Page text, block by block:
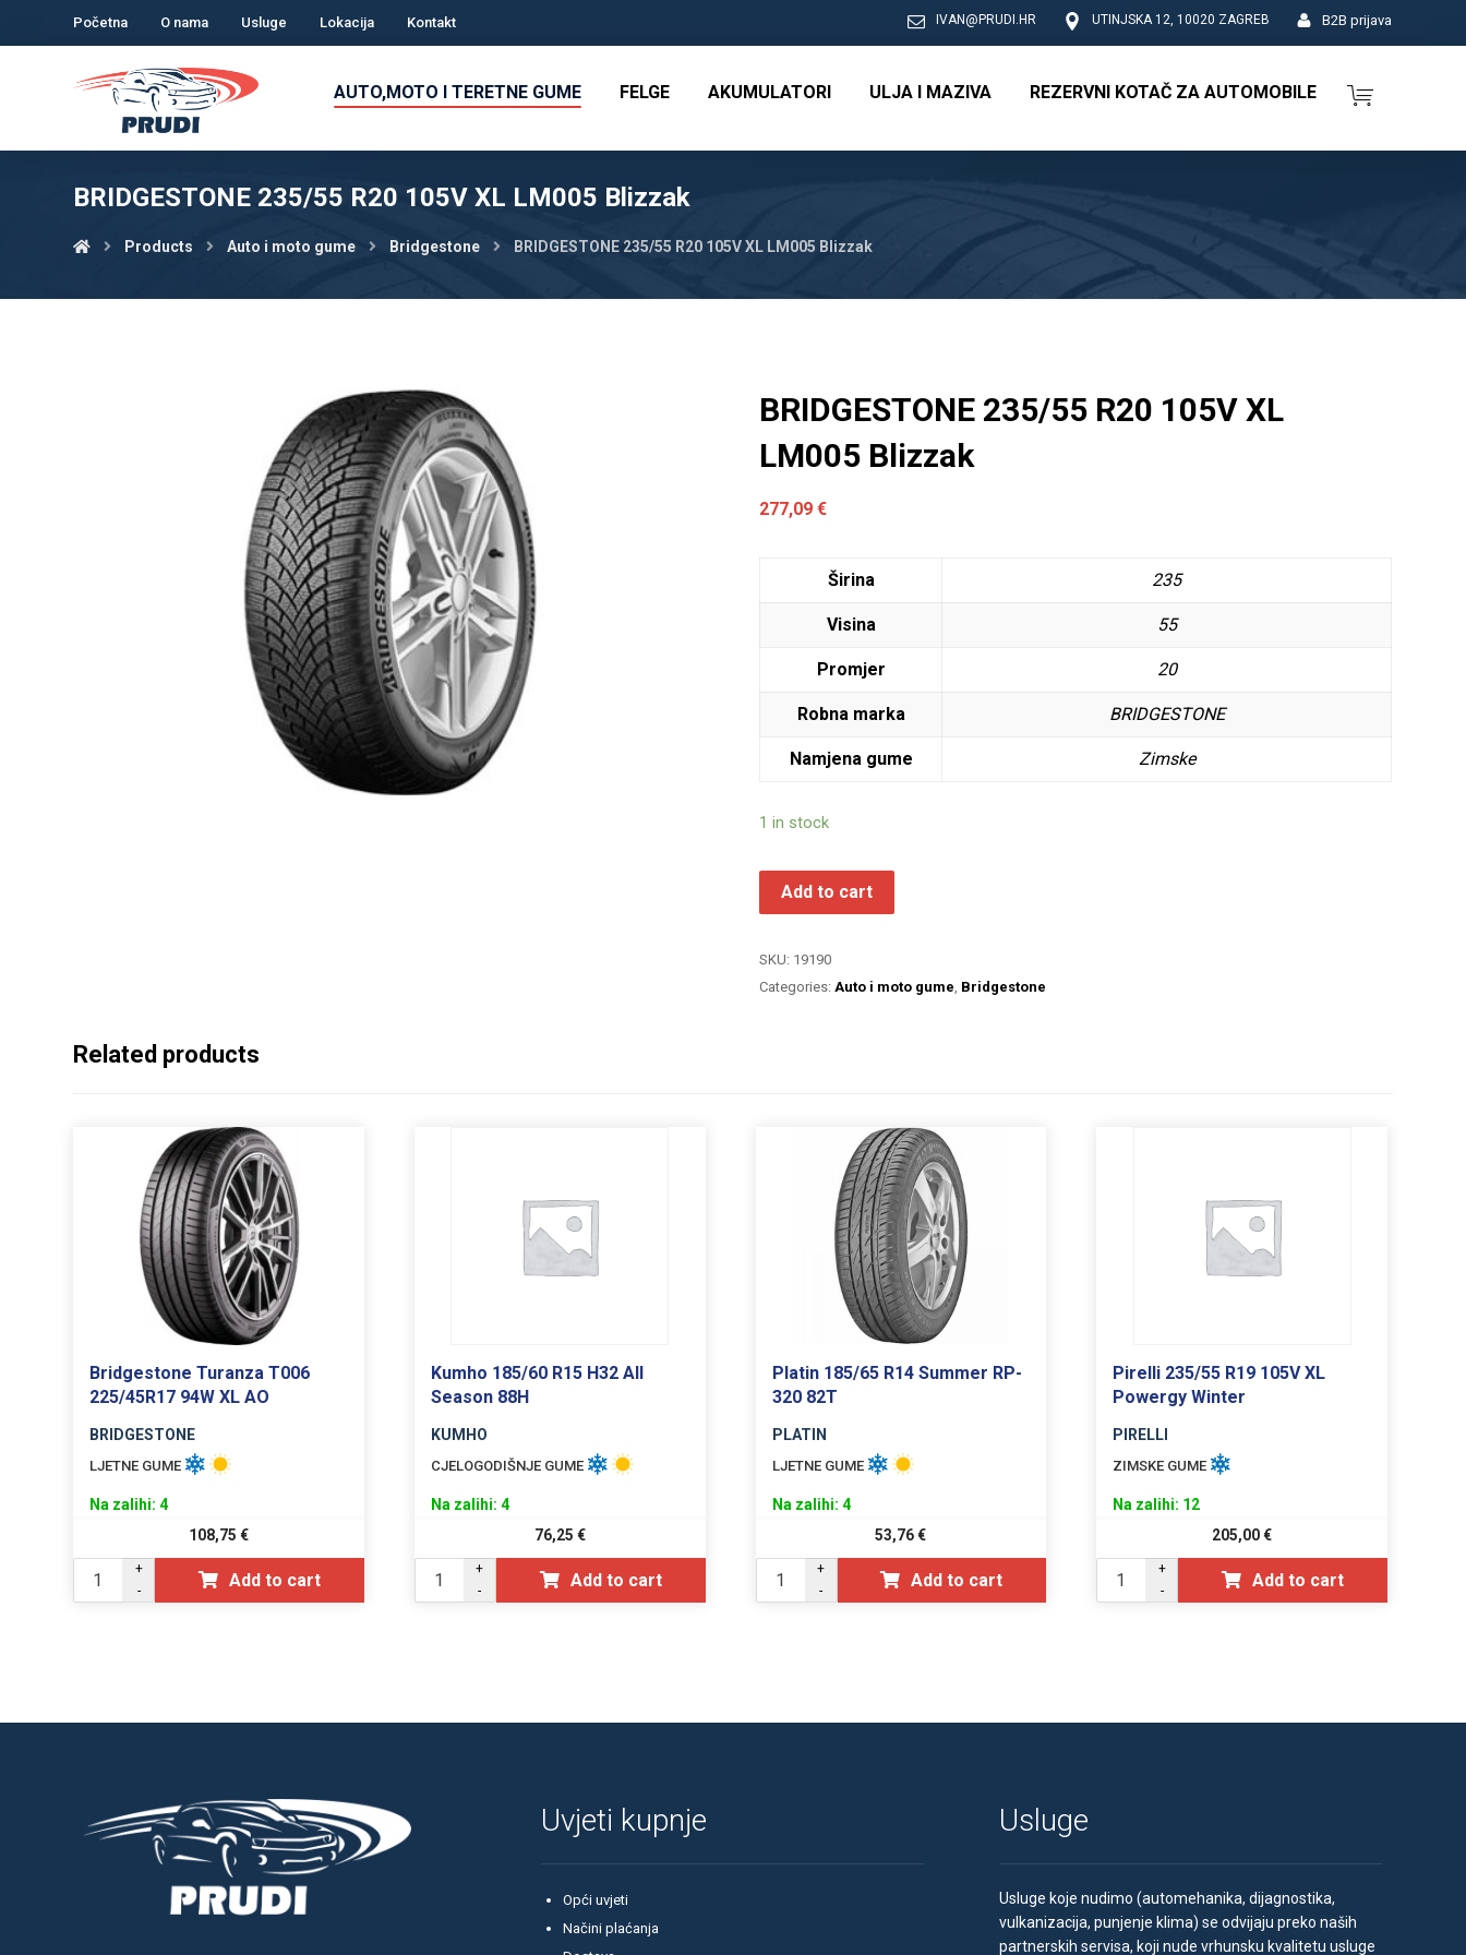
Početna O nama Usluge Lokacija Kontakt B2B prijava
UTINJSKA 12, 10020 ZAGREB
IVAN@PRUDI.HR
AUTO,MOTO I TERETNE GUME FELGE AKUMULATORI ULJA I MAZIVA REZERVNI KOTAČ ZA AUTOMOBILE
BRIDGESTONE 235/55 R20 105V XL LM005 Blizzak
Products Auto i moto gume Bridgestone BRIDGESTONE 235/55 R20 105V XL LM005 Blizzak
BRIDGESTONE 235/55 R20 105V XL
LM005 Blizzak
277,09€
Širina 235
Visina 55
Promjer 20
Robna marka BRIDGESTONE
Namjena gume Zimske
1 in stock
Add to cart
SKU: 19190
Categories: Auto i moto gume Bridgestone
Related products
Bridgestone Turanza T006
225/45R17 94W XL AO
BRIDGESTONE
LJETNE GUME
Na zalihi: 4
108,75€
+
-
Add to cart
Kumho 185/60 R15 H32 All
Season 88H
KUMHO
CJELOGODIŠNJE GUME
Na zalihi: 4
76,25 €
+
-
Add to cart
Platin 185/65 R14 Summer RP-
320 82T
PLATIN
LJETNE GUME
Na zalihi: 4
53,76€
+
-
Add to cart
Pirelli 235/55 R19 105V XL
Powergy Winter
PIRELLI
ZIMSKE GUME
Na zalihi: 12
205,00€
+
-
Add to cart
Uvjeti kupnje
Opći uvjeti
Načini plaćanja
Usluge
Usluge koje nudimo (automehanika, dijagnostika,
vulkanizacija, punjenje klima) se odvijaju preko naših
partnerskih servisa, koji nude vrhunsku kvalitetu usluge